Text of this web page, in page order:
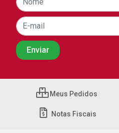
Meus Pedidos
Notas Fiscais